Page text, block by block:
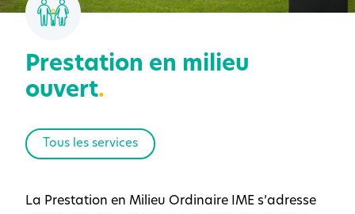
Prestation en milieu
ouvert.
Tous les services
La Prestation en Milieu Ordinaire IME s’adresse